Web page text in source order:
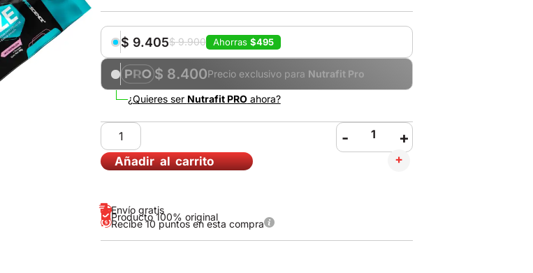
$9.900
$ 9.405 Ahorras$495
$ 8.400Precio exclusivo para Nutrafit Pro
¿Quieres ser Nutrafit PROahora?
- +
Añadir al carrito
Envío gratis
Producto 100% original
Recibe 10 puntos en esta compra